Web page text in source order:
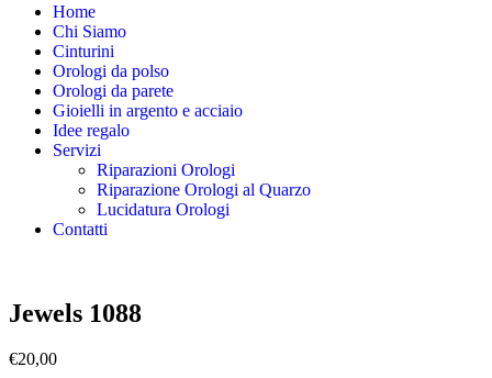
Home
Chi Siamo
Cinturini
Orologi da polso
Orologi da parete
Gioielli in argento e acciaio
Idee regalo
Servizi
Riparazioni Orologi
Riparazione Orologi al Quarzo
Lucidatura Orologi
Contatti
Jewels 1088
€20,00